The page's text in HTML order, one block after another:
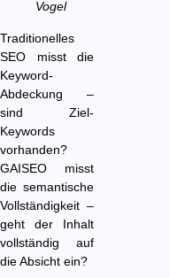
Vogel
Traditionelles
SEO misst die
Keyword-
Abdeckung –
sind Ziel-
Keywords
vorhanden?
GAISEO misst
die semantische
Vollständigkeit –
geht der Inhalt
vollständig auf
die Absicht ein?